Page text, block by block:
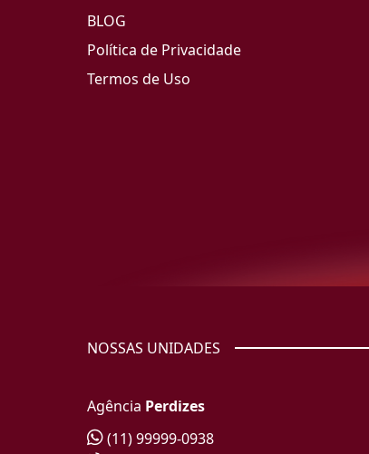
BLOG
Política de Privacidade
Termos de Uso
NOSSAS UNIDADES
Agência Perdizes
(11) 99999-0938